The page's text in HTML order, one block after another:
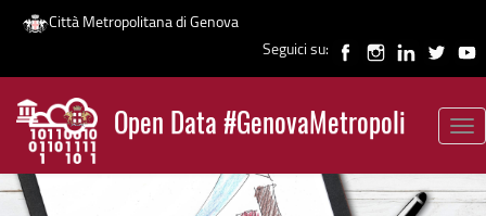
Salta
contenuto
principale
Città Metropolitana di Genova
Seguici su:
Open Data #GenovaMetropoli
News